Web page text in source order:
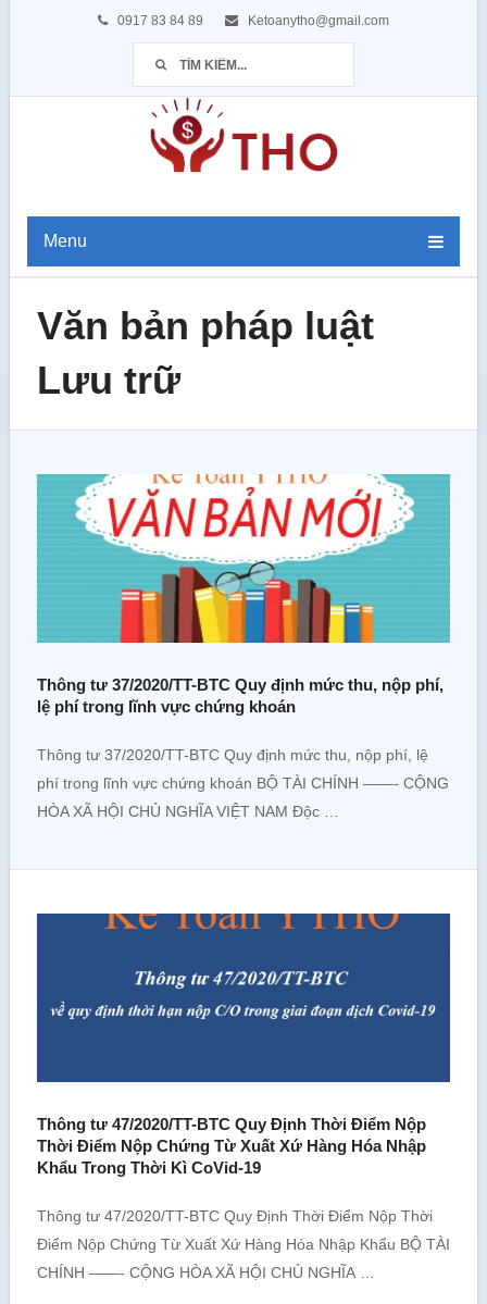
0917 83 84 89 Ketoanytho@gmail.com
Menu
Văn bản pháp luật
Lưu trữ
Thông tư 37/2020/TT-BTC Quy định mức thu, nộp phí,
lệ phí trong lĩnh vực chứng khoán
Thông tư 37/2020/TT-BTC Quy định mức thu, nộp phí, lệ
phí trong lĩnh vực chứng khoán BỘ TÀI CHÍNH ——- CỘNG
HÒA XÃ HỘI CHỦ NGHĨA VIỆT NAM Độc …
Thông tư 47/2020/TT-BTC Quy Định Thời Điểm Nộp
Thời Điểm Nộp Chứng Từ Xuất Xứ Hàng Hóa Nhập
Khẩu Trong Thời Kì CoVid-19
Thông tư 47/2020/TT-BTC Quy Định Thời Điểm Nộp Thời
Điểm Nộp Chứng Từ Xuất Xứ Hàng Hóa Nhập Khẩu BỘ TÀI
CHÍNH ——- CỘNG HÒA XÃ HỘI CHỦ NGHĨA …